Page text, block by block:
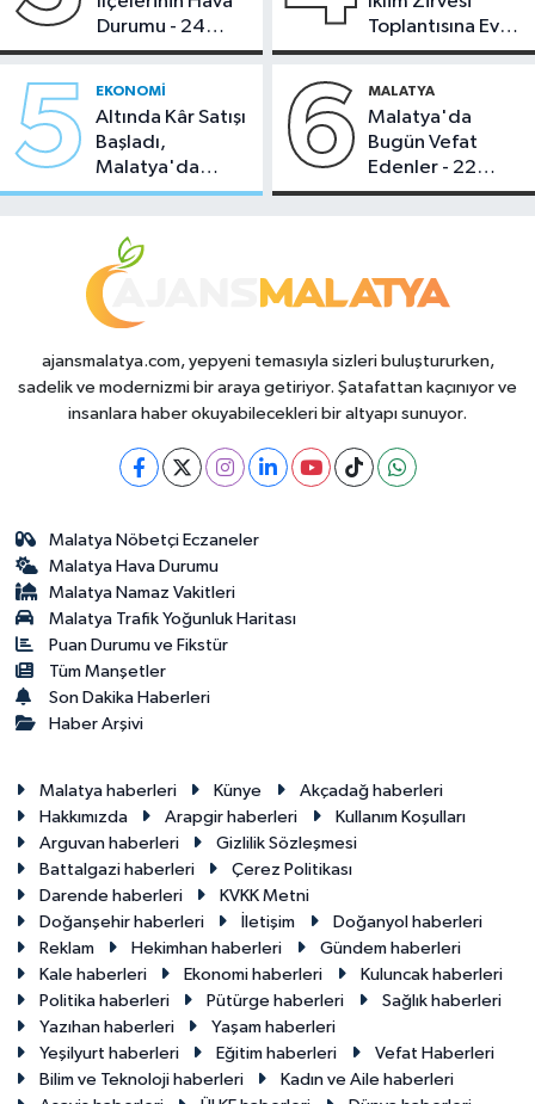
Durumu - 24
Temmuz 2026
Toplantısına Ev
Sahipliği Yaptı
5 EKONOMI
Altında Kâr Satışı
Başladı,
Malatya'da
Makas Ne
6 MALATYA
Malatya'da
Bugün Vefat
Edenler - 22
Temmuz 2026
ajansmalatya.com, yepyeni temasıyla sizleri buluştururken,
sadelik ve modernizmi bir araya getiriyor. Şatafattan kaçınıyor ve
insanlara haber okuyabilecekleri bir altyapı sunuyor.
Malatya Nöbetçi Eczaneler
Malatya Hava Durumu
Malatya Namaz Vakitleri
Malatya Trafik Yoğunluk Haritası
Puan Durumu ve Fikstür
Tüm Manşetler
Son Dakika Haberleri
Haber Arşivi
Malatya haberleri Künye
Akçadağ haberleri
Hakkımızda
Arapgir haberleri
Kullanım Koşulları
Arguvan haberleri
Gizlilik Sözleşmesi
Battalgazi haberleri
Çerez Politikası
Darende haberleri
KVKK Metni
Doğanşehir haberleri
İletişim
Doğanyol haberleri
Reklam
Hekimhan haberleri
Gündem haberleri
Kale haberleri
Ekonomi haberleri
Kuluncak haberleri
Politika haberleri
Pütürge haberleri
Sağlık haberleri
Yazıhan haberleri
Yaşam haberleri
Yeşilyurt haberleri
Eğitim haberleri
Vefat Haberleri
Bilim ve Teknoloji haberleri
Kadın ve Aile haberleri